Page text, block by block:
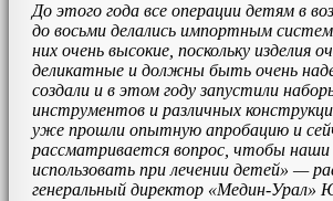
До этого года все операции детям в
до восьми делались импортным
них очень высокие, поскольку изделия
деликатные и должны быть очень
создали и в этом году запустили
инструментов и различных
уже прошли опытную апробацию и
рассматривается вопрос, чтобы
использовать при лечении детей» —
генеральный директор «Медин-Урал»